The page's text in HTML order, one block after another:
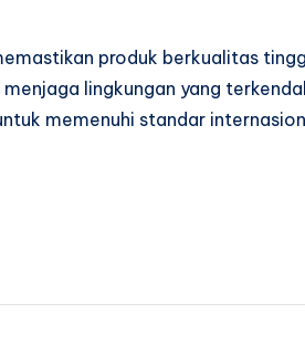
produk berkualitas
lingkungan yang
memenuhi standar